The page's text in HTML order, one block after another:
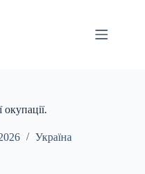
Україна